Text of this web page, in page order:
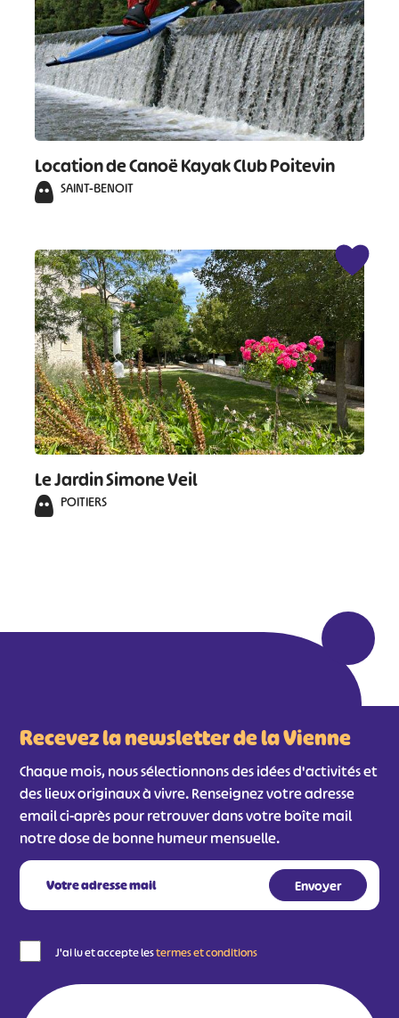
Location de Canoë Kayak Club Poitevin
SAINT-BENOIT
Le Jardin Simone Veil
POITIERS
Recevez la newsletter de la Vienne
Chaque mois, nous sélectionnons des idées d'activités et
des lieux originaux à vivre. Renseignez votre adresse
email ci-après pour retrouver dans votre boîte mail
notre dose de bonne humeur mensuelle.
J'ai lu et accepte lestermes et conditions